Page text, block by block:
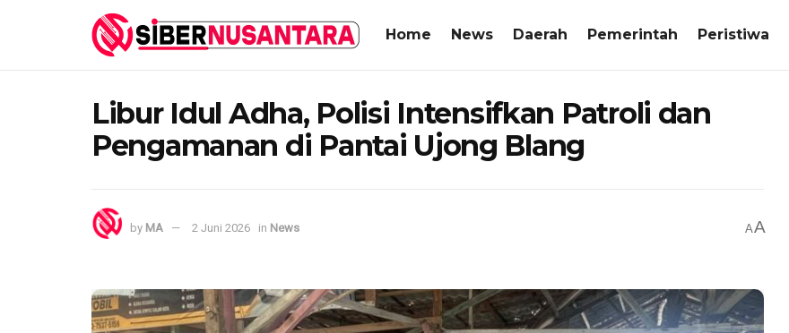
Home News Daerah Pemerintah Peristiwa
Libur Idul Adha, Polisi Intensifkan Patroli dan
Pengamanan di Pantai Ujong Blang
by MA 2 Juni 2026 in News AA